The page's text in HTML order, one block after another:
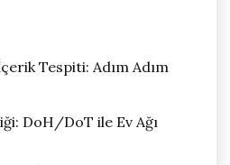
Tespiti: Adım Adım
DoH/DoT ile Ev Ağı